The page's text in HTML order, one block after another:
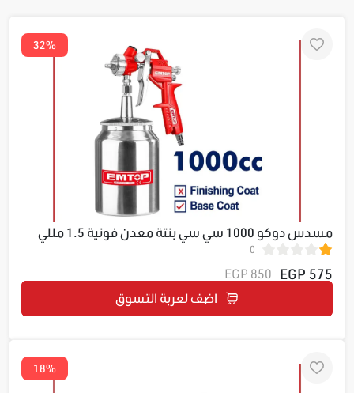
32%
مسدس دوكو 1000 سي سي بنتة معدن فونية 1.5 مللي
مناسب للتأسيس EASG10001
0
575 EGP
850 EGP
اضف لعربة التسوق
18%